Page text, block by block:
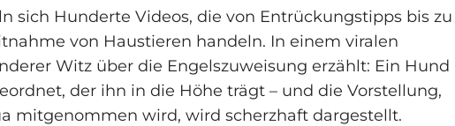
sich Hunderte Videos, die von Entrückungstipps bis zu
von Haustieren handeln. In einem viralen
Witz über die Engelszuweisung erzählt: Ein Hund
der ihn in die Höhe trägt – und die Vorstellung,
mitgenommen wird, wird scherzhaft dargestellt.